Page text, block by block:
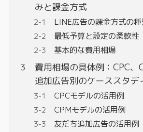
みと課金方式
LINE広告の課金方式の
最低予算と設定の柔軟性
基本的な費用相場
費用相場の具体例：CPC、
追加広告別のケーススタデ
CPCモデルの活用例
CPMモデルの活用例
友だち追加広告の活用例